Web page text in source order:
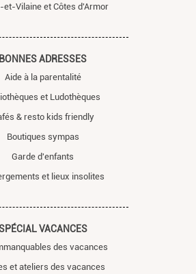
et-Vilaine et Côtes d'Armor
BONNES ADRESSES
Aide à la parentalité
et Ludothèques
& resto kids friendly
Boutiques sympas
Garde d'enfants
et lieux insolites
VACANCES
des vacances
et ateliers des vacances